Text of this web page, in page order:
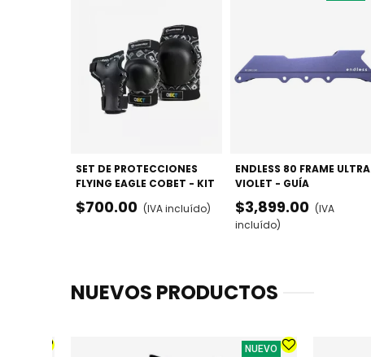
SET DE PROTECCIONES
FLYING EAGLE COBET - KIT
COMPLETO (MUÑECAS,
CODOS Y RODILLAS)
$700.00 (IVA incluído)
ENDLESS 80 FRAME ULTRA
VIOLET - GUÍA
MULTIFUNCIÓN
80/84/100MM
$3,899.00 (IVA
incluído)
NUEVOS PRODUCTOS
NUEVO